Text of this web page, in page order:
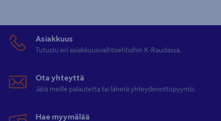
Asiakkuus
Tutustu eri asiakkuusvaihtoehtoihin K-Raudassa.
Ota yhteyttä
Jätä meille palautetta tai lähetä yhteydenottopyyntö.
Hae myymälää